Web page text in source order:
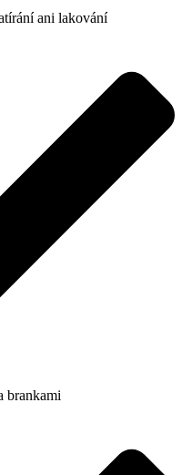
ani lakování
brankami